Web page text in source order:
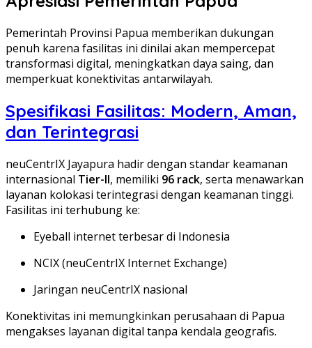
Pemerintah Provinsi Papua memberikan dukungan
penuh karena fasilitas ini dinilai akan mempercepat
transformasi digital, meningkatkan daya saing, dan
memperkuat konektivitas antarwilayah.
Spesifikasi Fasilitas: Modern, Aman,
dan Terintegrasi
neuCentrIX Jayapura hadir dengan standar keamanan
internasional Tier-II, memiliki 96 rack, serta menawarkan
layanan kolokasi terintegrasi dengan keamanan tinggi.
Fasilitas ini terhubung ke:
Eyeball internet terbesar di Indonesia
NCIX (neuCentrIX Internet Exchange)
Jaringan neuCentrIX nasional
Konektivitas ini memungkinkan perusahaan di Papua
mengakses layanan digital tanpa kendala geografis.